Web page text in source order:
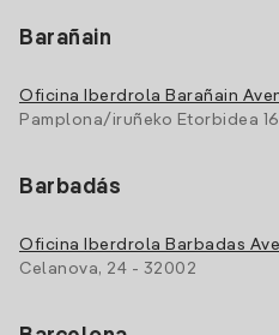
Barañain
Oficina Iberdrola Barañain
Pamplona/iruñeko Etorbidea 16
Barbadás
Oficina Iberdrola Barbadas
Celanova, 24 - 32002